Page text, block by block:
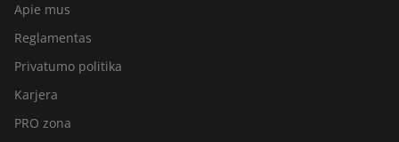
Apie mus
Reglamentas
Privatumo politika
Karjera
PRO zona